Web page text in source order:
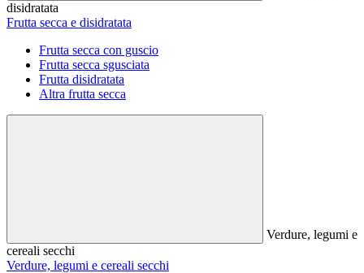
disidratata
Frutta secca e disidratata
Frutta secca con guscio
Frutta secca sgusciata
Frutta disidratata
Altra frutta secca
Verdure, legumi e
cereali secchi
Verdure, legumi e cereali secchi